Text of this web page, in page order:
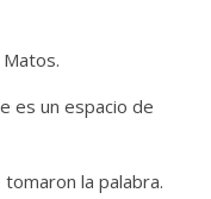
es un espacio de
la palabra.